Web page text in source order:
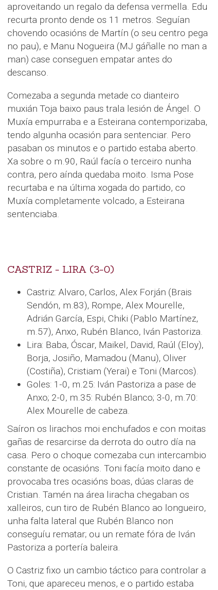
aproveitando un regalo da defensa vermella. Edu
recurta pronto dende os 11 metros. Seguían
chovendo ocasións de Martín (o seu centro pega
no pau), e Manu Nogueira (MJ gáñalle no man a
man) case conseguen empatar antes do
descanso.
Comezaba a segunda metade co dianteiro
muxián Toja baixo paus trala lesión de Ángel. O
Muxía empurraba e a Esteirana contemporizaba,
tendo algunha ocasión para sentenciar. Pero
pasaban os minutos e o partido estaba aberto.
Xa sobre o m.90, Raúl facía o terceiro nunha
contra, pero aínda quedaba moito. Isma Pose
recurtaba e na última xogada do partido, co
Muxía completamente volcado, a Esteirana
sentenciaba.
CASTRIZ - LIRA (3-0)
Castriz: Alvaro, Carlos, Alex Forján (Brais
Sendón, m.83), Rompe, Alex Mourelle,
Adrián García, Espi, Chiki (Pablo Martínez,
m.57), Anxo, Rubén Blanco, Iván Pastoriza.
Lira: Baba, Óscar, Maikel, David, Raúl (Eloy),
Borja, Josiño, Mamadou (Manu), Oliver
(Costiña), Cristiam (Yerai) e Toni (Marcos).
Goles: 1-0, m.25: Iván Pastoriza a pase de
Anxo; 2-0, m.35: Rubén Blanco; 3-0, m.70:
Alex Mourelle de cabeza.
Saíron os lirachos moi enchufados e con moitas
gañas de resarcirse da derrota do outro día na
casa. Pero o choque comezaba cun intercambio
constante de ocasións. Toni facía moito dano e
provocaba tres ocasións boas, dúas claras de
Cristian. Tamén na área liracha chegaban os
xalleiros, cun tiro de Rubén Blanco ao longueiro,
unha falta lateral que Rubén Blanco non
conseguíu rematar; ou un remate fóra de Iván
Pastoriza a portería baleira.
O Castriz fixo un cambio táctico para controlar a
Toni, que apareceu menos, e o partido estaba